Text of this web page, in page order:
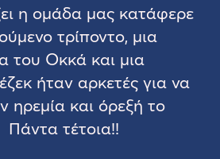
η ομάδα μας κατάφερε
τρίποντο, μια
του Οκκά και μια
ήταν αρκετές για να
ηρεμία και όρεξή το
τέτοια!!